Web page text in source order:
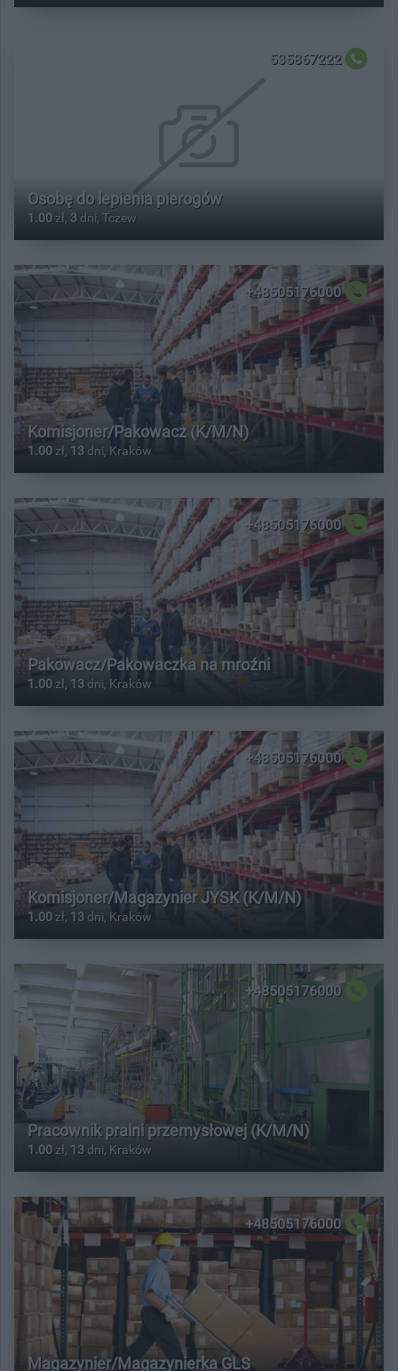
535867222
Osobę do lepienia pierogów
1.00 zł, 3 dni, Tczew
+48505176000
Komisjoner/Pakowacz (K/M/N)
1.00 zł, 13 dni, Kraków
+48505176000
Pakowacz/Pakowaczka na mroźni
1.00 zł, 13 dni, Kraków
+48505176000
Komisjoner/Magazynier JYSK (K/M/N)
1.00 zł, 13 dni, Kraków
+48505176000
Pracownik pralni przemysłowej (K/M/N)
1.00 zł, 13 dni, Kraków
+48505176000
Magazynier/Magazynierka GLS